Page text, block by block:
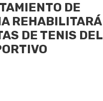
DE
REHABILITARÁ
DE TENIS DEL